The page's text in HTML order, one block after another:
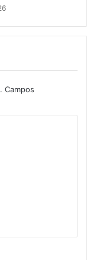
Campos